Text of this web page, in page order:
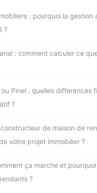
: pourquoi la gestion
?
: comment calculer ce
Pinel : quelles différences
?
de maison de
votre projet immobilier ?
ça marche et
?